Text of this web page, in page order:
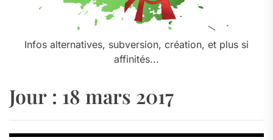
Infos alternatives, subversion, création, et plus si
affinités...
Jour : 18 mars 2017